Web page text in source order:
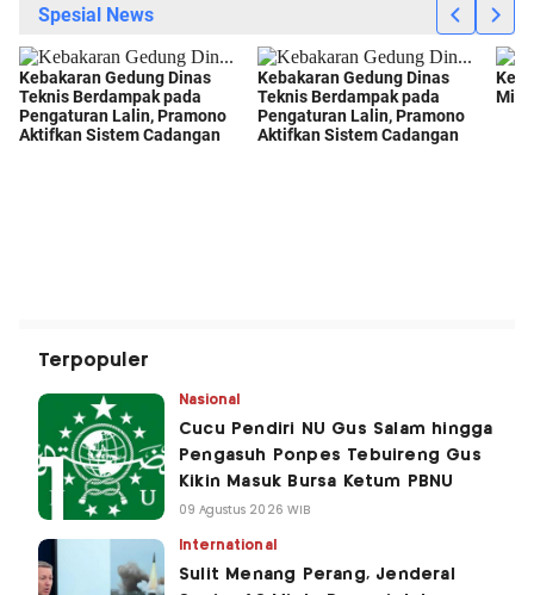
Terpopuler
Nasional
Cucu Pendiri NU Gus Salam hingga
Pengasuh Ponpes Tebuireng Gus
Kikin Masuk Bursa Ketum PBNU
09 Agustus 2026 WIB
International
Sulit Menang Perang, Jenderal